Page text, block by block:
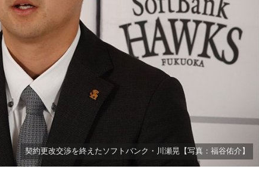
契約更改交渉を終えたソフトバンク・川瀬晃【写真：福谷佑介】